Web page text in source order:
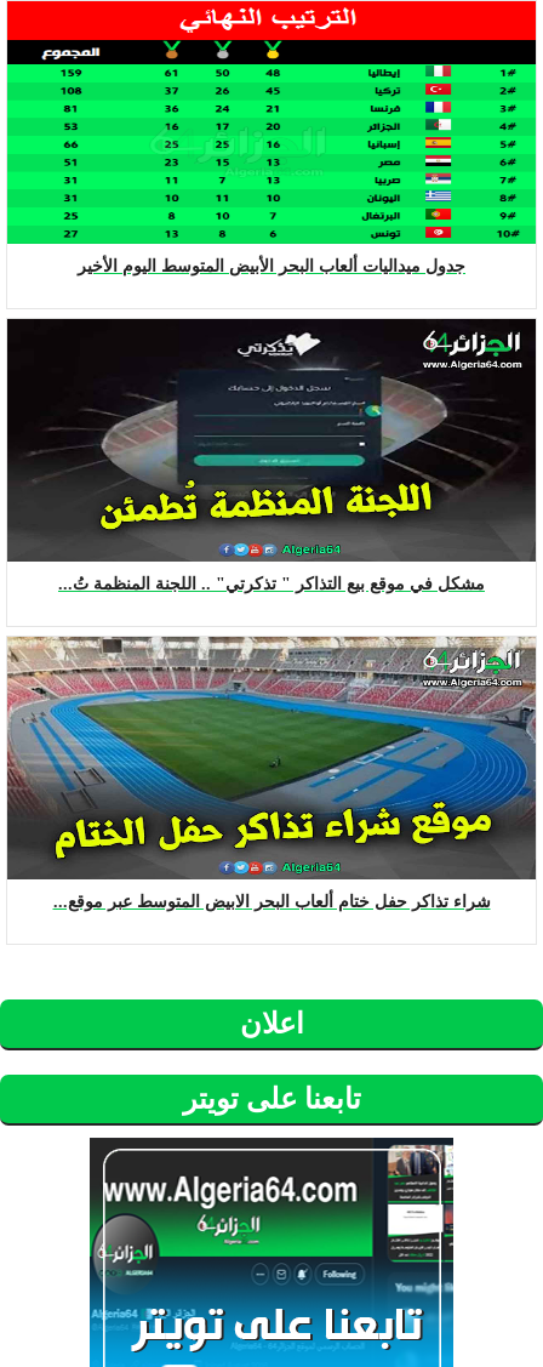
جدول ميداليات ألعاب البحر الأبيض المتوسط اليوم الأخير
مشكل في موقع بيع التذاكر " تذكرتي" .. اللجنة المنظمة تُ...
شراء تذاكر حفل ختام ألعاب البحر الابيض المتوسط عبر موقع...
اعلان
تابعنا على تويتر